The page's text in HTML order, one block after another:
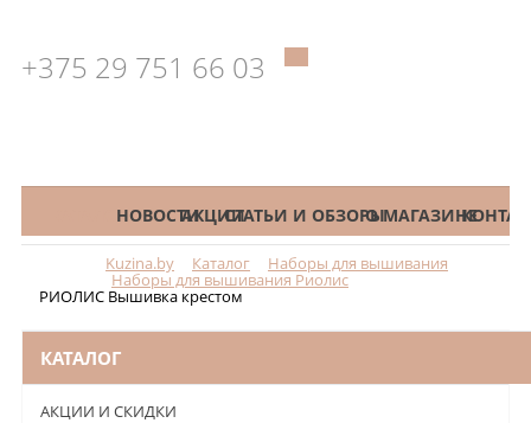
+375 29 751 66 03
КАТАЛОГНОВОСТИАКЦИИСТАТЬИ И ОБЗОРЫО МАГАЗИНЕ
Kuzina.by Каталог Наборы для вышивания
Наборы для вышивания Риолис
РИОЛИС Вышивка крестом
КАТАЛОГ
АКЦИИ И СКИДКИ